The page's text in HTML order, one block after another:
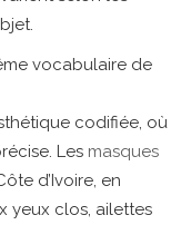
vocabulaire de
codifiée, où
Les masques
d’Ivoire, en
yeux clos, ailettes